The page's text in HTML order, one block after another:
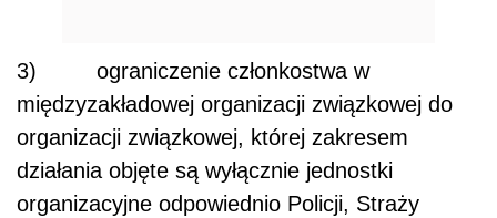
3) ograniczenie członkostwa w
międzyzakładowej organizacji związkowej do
organizacji związkowej, której zakresem
działania objęte są wyłącznie jednostki
organizacyjne odpowiednio Policji, Straży